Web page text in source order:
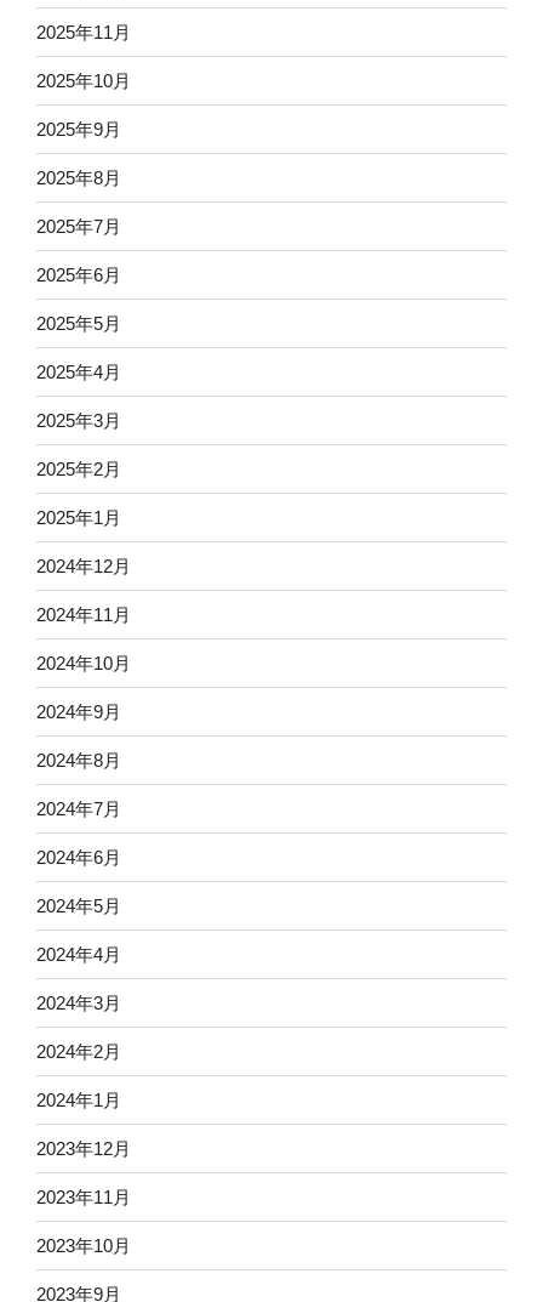
2025年11月
2025年10月
2025年9月
2025年8月
2025年7月
2025年6月
2025年5月
2025年4月
2025年3月
2025年2月
2025年1月
2024年12月
2024年11月
2024年10月
2024年9月
2024年8月
2024年7月
2024年6月
2024年5月
2024年4月
2024年3月
2024年2月
2024年1月
2023年12月
2023年11月
2023年10月
2023年9月